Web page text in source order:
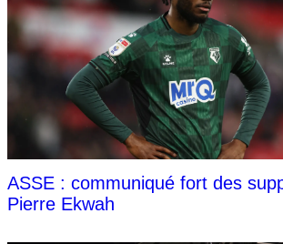
ASSE : communiqué fort des
Pierre Ekwah